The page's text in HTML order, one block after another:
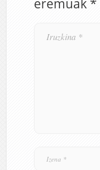
eremuak *